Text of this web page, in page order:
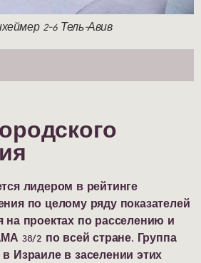
меясдим» Ход ха-Шарон
лидером в рейтинге
по целому ряду показателей
на проектах по расселению и
38/2 по всей стране. Группа
Израиле в заселении этих